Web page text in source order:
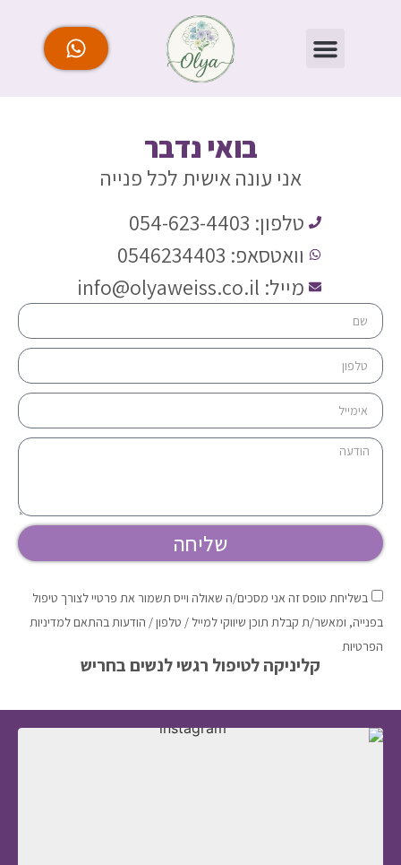
בואי נדבר
אני עונה אישית לכל פנייה
טלפון: 054-623-4403
וואטסאפ: 0546234403
מייל: info@olyaweiss.co.il
בשליחת טופס זה אני מסכים/ה שאולה וייס תשמור את פרטיי לצורך טיפול
בפנייה, ומאשר/ת קבלת תוכן שיווקי למייל / טלפון / הודעות בהתאם למדיניות
הפרטיות
שליחה
קליניקה לטיפול רגשי לנשים בחריש